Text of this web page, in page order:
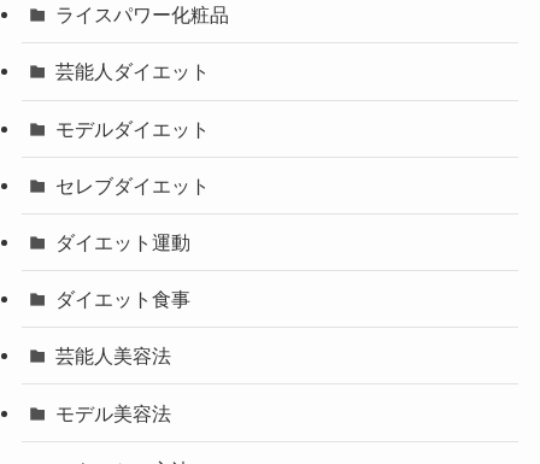
ライスパワー化粧品
芸能人ダイエット
モデルダイエット
セレブダイエット
ダイエット運動
ダイエット食事
芸能人美容法
モデル美容法